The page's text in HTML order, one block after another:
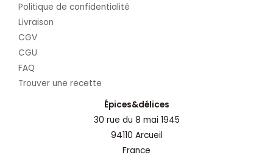
Politique de confidentialité
Livraison
CGV
CGU
FAQ
Trouver une recette
Épices&délices
30 rue du 8 mai 1945
94110 Arcueil
France